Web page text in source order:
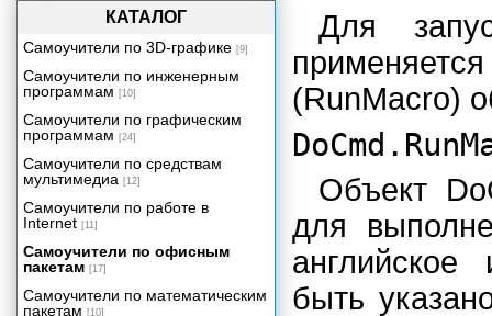
Для
(RunMacro)
Объект
для
быть
Отладка макросов и поиск
Применение макросов
Преобразование макросов в
процедуры VBA
Публикация данных в
Программирование в Access
2002
Настройка пользовательского
интерфейса
Интеграция Access 2002 с
другими компонентами Office
2002
КАТАЛОГ
Самоучители по 3D-графике [9]
Самоучители по инженерным
программам [10]
Самоучители по графическим
программам [24]
Самоучители по средствам
мультимедиа [12]
Самоучители по работе в
Internet [11]
Самоучители по офисным
пакетам [17]
Самоучители по математическим
пакетам [10]